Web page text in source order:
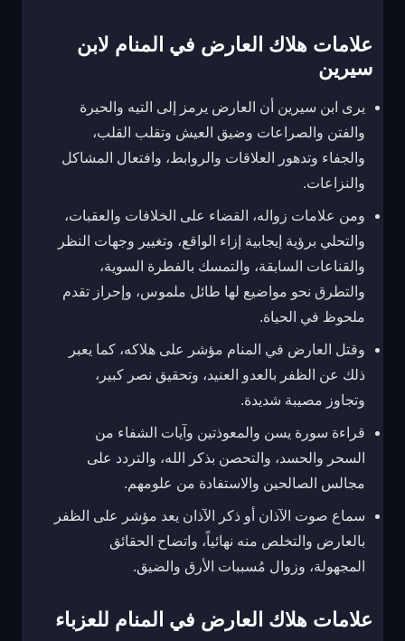
علامات هلاك العارض في المنام لابن
سيرين
يرى ابن سيرين أن العارض يرمز إلى التيه والحيرة
والفتن والصراعات وضيق العيش وتقلب القلب،
والجفاء وتدهور العلاقات والروابط، وافتعال المشاكل
والنزاعات.
ومن علامات زواله، القضاء على الخلافات والعقبات،
والتحلي برؤية إيجابية إزاء الواقع، وتغيير وجهات النظر
والقناعات السابقة، والتمسك بالفطرة السوية،
والتطرق نحو مواضيع لها طائل ملموس، وإحراز تقدم
ملحوظ في الحياة.
وقتل العارض في المنام مؤشر على هلاكه، كما يعبر
ذلك عن الظفر بالعدو العنيد، وتحقيق نصر كبير،
وتجاوز مصيبة شديدة.
قراءة سورة يسن والمعوذتين وآيات الشفاء من
السحر والحسد، والتحصن بذكر الله، والتردد على
مجالس الصالحين والاستفادة من علومهم.
سماع صوت الآذان أو ذكر الآذان يعد مؤشر على الظفر
بالعارض والتخلص منه نهائياً، واتضاح الحقائق
المجهولة، وزوال مُسببات الأرق والضيق.
علامات هلاك العارض في المنام للعزباء